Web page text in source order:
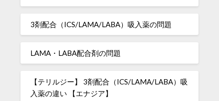
3剤配合（ICS/LAMA/LABA）吸入薬の問題
LAMA・LABA配合剤の問題
【テリルジー】 3剤配合（ICS/LAMA/LABA）吸
入薬の違い 【エナジア】